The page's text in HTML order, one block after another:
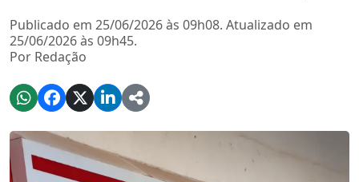
Publicado em 25/06/2026 às 09h08. Atualizado em
25/06/2026 às 09h45.
Por Redação